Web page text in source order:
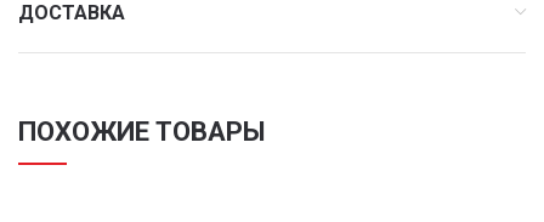
ДОСТАВКА
ПОХОЖИЕ ТОВАРЫ